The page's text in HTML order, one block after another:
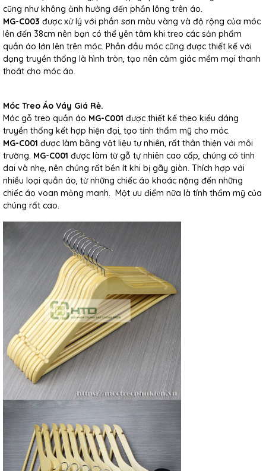
cũng như không ảnh hưởng đến phần lông trên áo.
MG-C003 được xử lý với phần sơn màu vàng và độ rộng của móc
lên đến 38cm nên bạn có thể yên tâm khi treo các sản phẩm
quần áo lớn lên trên móc. Phần đầu móc cũng được thiết kế với
dạng truyền thống là hình tròn, tạo nên cảm giác mềm mại thanh
thoát cho móc áo.
Móc Treo Áo Váy Giá Rẻ.
Móc gỗ treo quần áo MG-C001 được thiết kế theo kiểu dáng
truyền thống kết hợp hiện đại, tạo tính thẩm mỹ cho móc.
MG-C001 được làm bằng vật liệu tự nhiên, rất thân thiện với môi
trường. MG-C001 được làm từ gỗ tự nhiên cao cấp, chúng có tính
dai và nhẹ, nên chúng rất bền ít khi bị gãy giòn. Thích hợp với
nhiều loại quần áo, từ những chiếc áo khoác nặng đến những
chiếc áo voan mỏng manh. Một ưu điểm nữa là tính thẩm mỹ của
chúng rất cao.